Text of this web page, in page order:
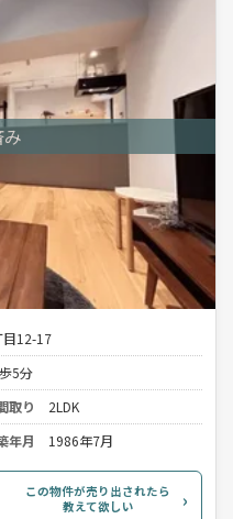
目12-17
5分
取り
2LDK
年月 1986年7月
この物件が売り出されたら
教えて欲しい